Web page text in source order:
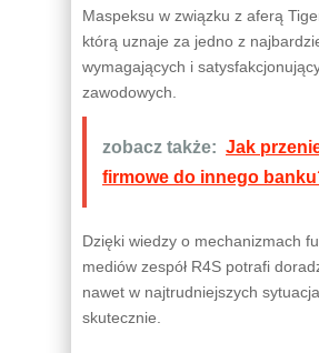
Maspeksu w związku z aferą
którą uznaje za jedno z
wymagających i
zawodowych.
zobacz także: Jak
firmowe do innego
Dzięki wiedzy o mechanizmach
mediów zespół R4S potrafi
nawet w najtrudniejszych
skutecznie.